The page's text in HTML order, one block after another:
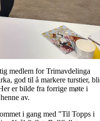
medlem for Trimavdelinga
god til å markere turstier,
er bilde fra forrige møte i
av.
i gang med "Til Topps i